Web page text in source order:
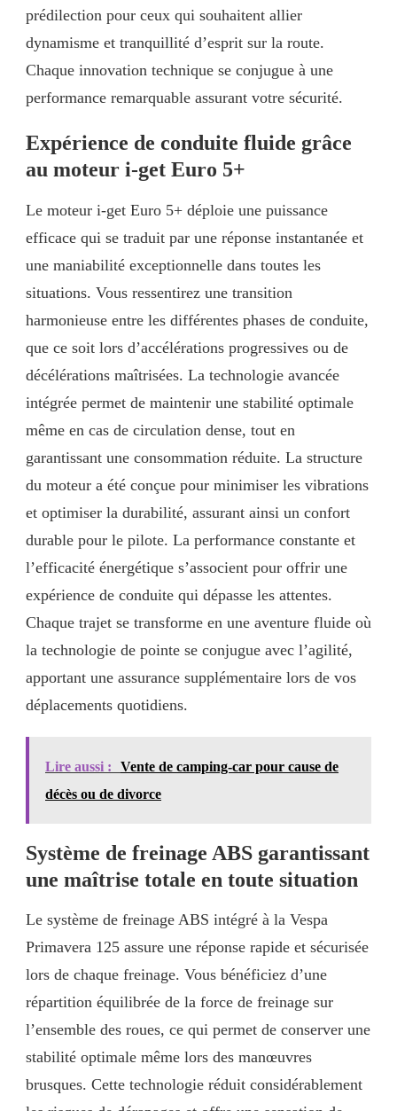
prédilection pour ceux qui souhaitent allier
dynamisme et tranquillité d’esprit sur la route.
Chaque innovation technique se conjugue à une
performance remarquable assurant votre sécurité.
Expérience de conduite fluide grâce
au moteur i-get Euro 5+
Le moteur i-get Euro 5+ déploie une puissance
efficace qui se traduit par une réponse instantanée et
une maniabilité exceptionnelle dans toutes les
situations. Vous ressentirez une transition
harmonieuse entre les différentes phases de conduite,
que ce soit lors d’accélérations progressives ou de
décélérations maîtrisées. La technologie avancée
intégrée permet de maintenir une stabilité optimale
même en cas de circulation dense, tout en
garantissant une consommation réduite. La structure
du moteur a été conçue pour minimiser les vibrations
et optimiser la durabilité, assurant ainsi un confort
durable pour le pilote. La performance constante et
l’efficacité énergétique s’associent pour offrir une
expérience de conduite qui dépasse les attentes.
Chaque trajet se transforme en une aventure fluide où
la technologie de pointe se conjugue avec l’agilité,
apportant une assurance supplémentaire lors de vos
déplacements quotidiens.
Lire aussi :
Vente de camping-car pour cause de
décès ou de divorce
Système de freinage ABS garantissant
une maîtrise totale en toute situation
Le système de freinage ABS intégré à la Vespa
Primavera 125 assure une réponse rapide et sécurisée
lors de chaque freinage. Vous bénéficiez d’une
répartition équilibrée de la force de freinage sur
l’ensemble des roues, ce qui permet de conserver une
stabilité optimale même lors des manœuvres
brusques. Cette technologie réduit considérablement